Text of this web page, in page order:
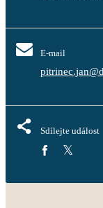
E-mail
Sdílejte událost